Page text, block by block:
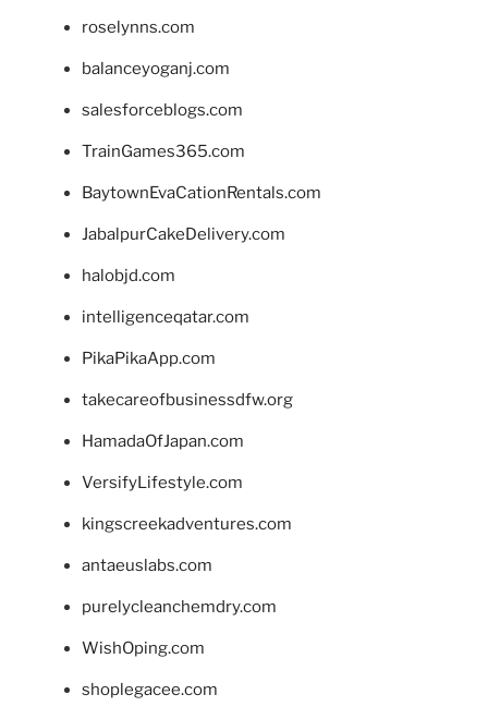
roselynns.com
balanceyoganj.com
salesforceblogs.com
TrainGames365.com
BaytownEvaCationRentals.com
JabalpurCakeDelivery.com
halobjd.com
intelligenceqatar.com
PikaPikaApp.com
takecareofbusinessdfw.org
HamadaOfJapan.com
VersifyLifestyle.com
kingscreekadventures.com
antaeuslabs.com
purelycleanchemdry.com
WishOping.com
shoplegacee.com